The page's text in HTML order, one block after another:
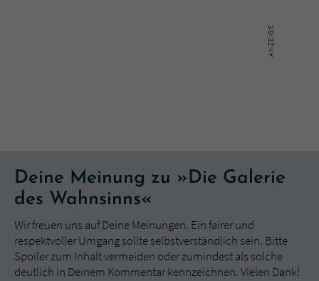
Deine Meinung zu »Die Galerie
des Wahnsinns«
Wir freuen uns auf Deine Meinungen. Ein fairer und
respektvoller Umgang sollte selbstverständlich sein. Bitte
Spoiler zum Inhalt vermeiden oder zumindest als solche
deutlich in Deinem Kommentar kennzeichnen. Vielen Dank!